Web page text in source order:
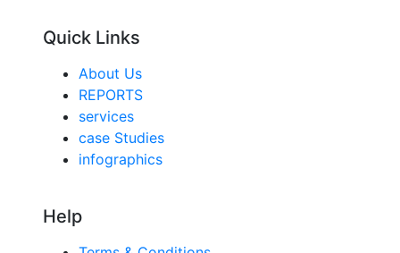
Quick Links
About Us
REPORTS
services
case Studies
infographics
Help